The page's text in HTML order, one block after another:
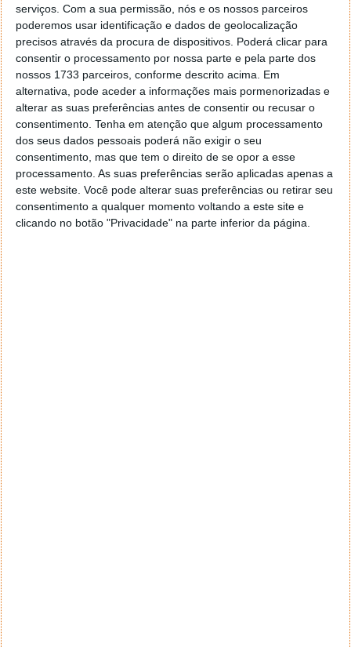
serviços. Com a sua permissão, nós e os nossos parceiros
poderemos usar identificação e dados de geolocalização
precisos através da procura de dispositivos. Poderá clicar para
consentir o processamento por nossa parte e pela parte dos
nossos 1733 parceiros, conforme descrito acima. Em
alternativa, pode aceder a informações mais pormenorizadas e
alterar as suas preferências antes de consentir ou recusar o
consentimento. Tenha em atenção que algum processamento
dos seus dados pessoais poderá não exigir o seu
consentimento, mas que tem o direito de se opor a esse
processamento. As suas preferências serão aplicadas apenas a
este website. Você pode alterar suas preferências ou retirar seu
consentimento a qualquer momento voltando a este site e
clicando no botão "Privacidade" na parte inferior da página.
graffiti' ou 'unistrokes' e guardar as letras como
ficheiros 'postscript'. Este formato facilitará a
interpretação e reprodução da informação guardada
através dos ecrãs, ao mesmo tempo que o comando
é usado pelo jogador.
Para além disso, o documento do pedido da patente
também indica que " o dispositivo inclui pelo menos
um processador programado com instruções para
receber inputs de um trackpad de um controlador de
simulação de computador. Os inputs representam
coordenadas de movimentos em relação ao
trackpad ".